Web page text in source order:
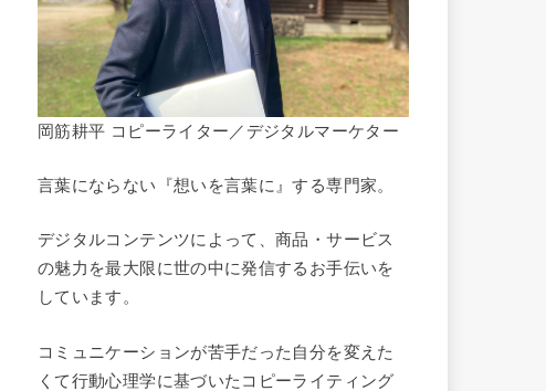
岡筋耕平 コピーライター／デジタルマーケター
言葉にならない『想いを言葉に』する専門家。
デジタルコンテンツによって、商品・サービス
の魅力を最大限に世の中に発信するお手伝いを
しています。
コミュニケーションが苦手だった自分を変えた
くて行動心理学に基づいたコピーライティング